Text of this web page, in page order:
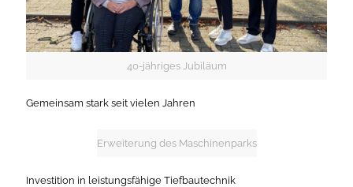
40-jähriges Jubiläum
Gemeinsam stark seit vielen Jahren
Erweiterung des Maschinenparks
Investition in leistungsfähige Tiefbautechnik